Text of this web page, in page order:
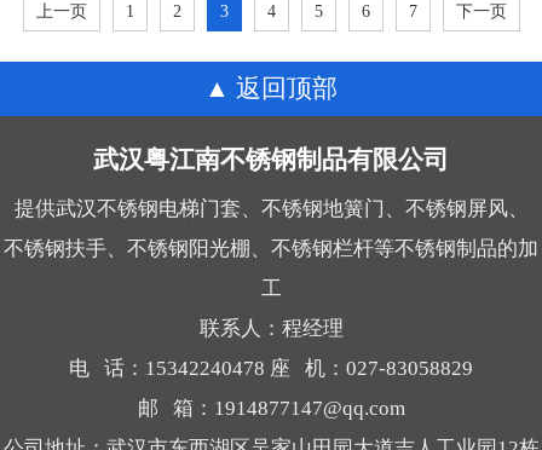
上一页 1 2 3 4 5 6 7 下一页
返回顶部
武汉粤江南不锈钢制品有限公司
提供武汉不锈钢电梯门套、不锈钢地簧门、不锈钢屏风、
不锈钢扶手、不锈钢阳光棚、不锈钢栏杆等不锈钢制品的加
工
联系人：程经理
电 话：15342240478 座 机：027-83058829
邮 箱：1914877147@qq.com